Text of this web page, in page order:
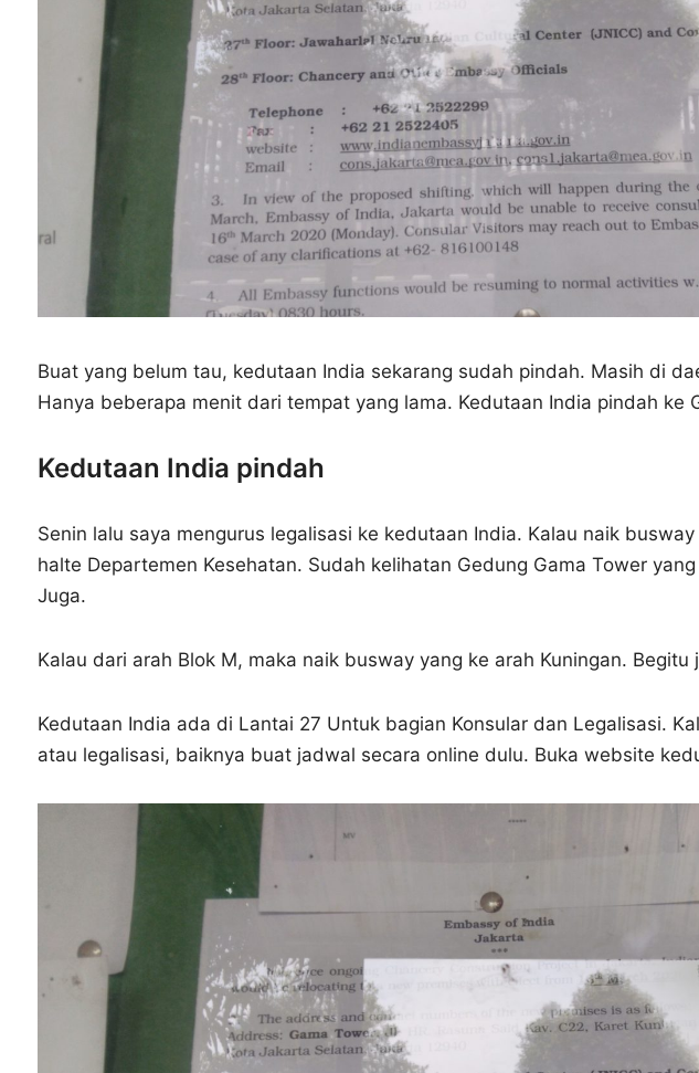
Buat yang belum tau, kedutaan India sekarang sudah pindah. Masih di
Hanya beberapa menit dari tempat yang lama. Kedutaan India pindah ke
Kedutaan India pindah
Senin lalu saya mengurus legalisasi ke kedutaan India. Kalau naik
halte Departemen Kesehatan. Sudah kelihatan Gedung Gama Tower
Juga.
Kalau dari arah Blok M, maka naik busway yang ke arah Kuningan. Begitu
Kedutaan India ada di Lantai 27 Untuk bagian Konsular dan Legalisasi.
atau legalisasi, baiknya buat jadwal secara online dulu. Buka website